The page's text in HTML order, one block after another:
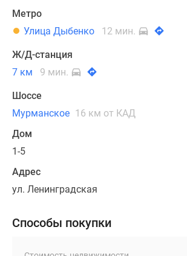
Метро
Улица Дыбенко
12 мин.
Ж/Д-станция
7 км
9 мин.
Шоссе
Мурманское 16 км от КАД
Дом
1-5
Адрес
ул. Ленинградская
Способы покупки